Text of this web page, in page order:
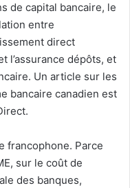
de capital bancaire, le
entre
direct
l’assurance dépôts, et
Un article sur les
bancaire canadien est
francophone. Parce
sur le coût de
des banques,